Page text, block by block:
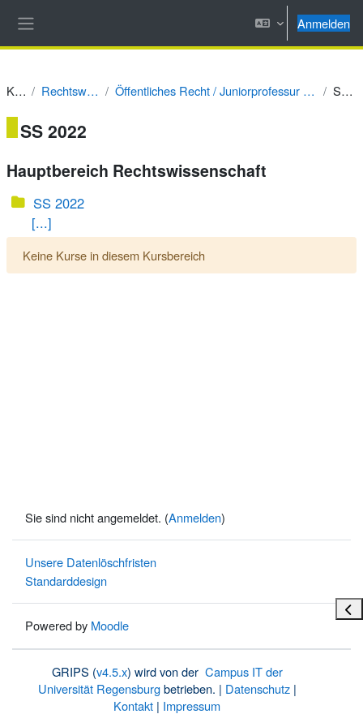
Anmelden
Kurse Rechtswissenschaft Öffentliches Recht / Juniorprofessur Prof. Dr. Alexander Tischbirek SS 2022
SS 2022
Hauptbereich Rechtswissenschaft
SS 2022
[...]
Keine Kurse in diesem Kursbereich
Sie sind nicht angemeldet. (Anmelden)
Unsere Datenlöschfristen
Standarddesign
Powered by Moodle
GRIPS (v4.5.x) wird von der Campus IT der
Universität Regensburgbetrieben. | Datenschutz|
Kontakt | Impressum